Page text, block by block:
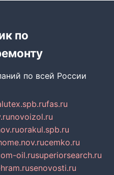
по
по всей России
fas.ru
novoizol.ru
orakul.spb.ru
cemko.ru
oil.rusuperiorsearch.ru
senovosti.ru